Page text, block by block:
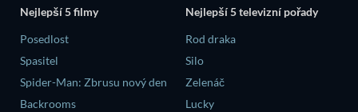
Nejlepší 5 filmy
Posedlost
Spasitel
Spider-Man: Zbrusu nový den
Backrooms
Nejlepší 5 televizní pořady
Rod draka
Silo
Zelenáč
Lucky